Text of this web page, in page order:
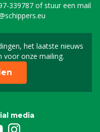
339787of stuur een mail
het laatste nieuws
voor onze mailing.
je in voor onze
media